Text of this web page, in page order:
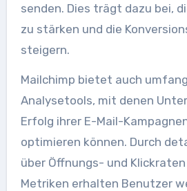
senden. Dies trägt dazu bei,
zu stärken und die
steigern.
Mailchimp bietet auch
Analysetools, mit denen
Erfolg ihrer E-Mail-
optimieren können. Durch
über Öffnungs- und
Metriken erhalten Benutzer